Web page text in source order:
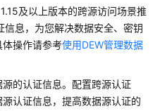
及以上版本的跨源访问场景推
信息，为您解决数据安全、密钥
操作请参考使用DEW管理数据
的认证信息。配置跨源认证
认证信息，提高数据源认证的